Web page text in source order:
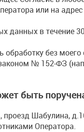
или на
данных в течение
без
№ 152-ФЗ
быть
проезд Шабулина,
Оператора.